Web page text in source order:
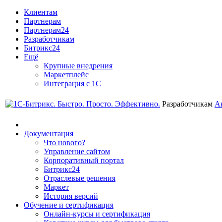
Клиентам
Партнерам
Партнерам24
Разработчикам
Битрикс24
Ещё
Крупные внедрения
Маркетплейс
Интеграция с 1С
Разработчикам
Документация
Что нового?
Управление сайтом
Корпоративный портал
Битрикс24
Отраслевые решения
Маркет
История версий
Обучение и сертификация
Онлайн-курсы и сертификация